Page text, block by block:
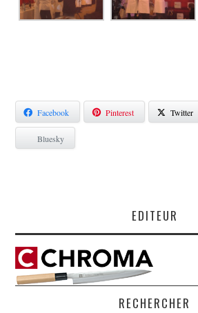
Facebook Pinterest Twitter
Bluesky
EDITEUR
RECHERCHER